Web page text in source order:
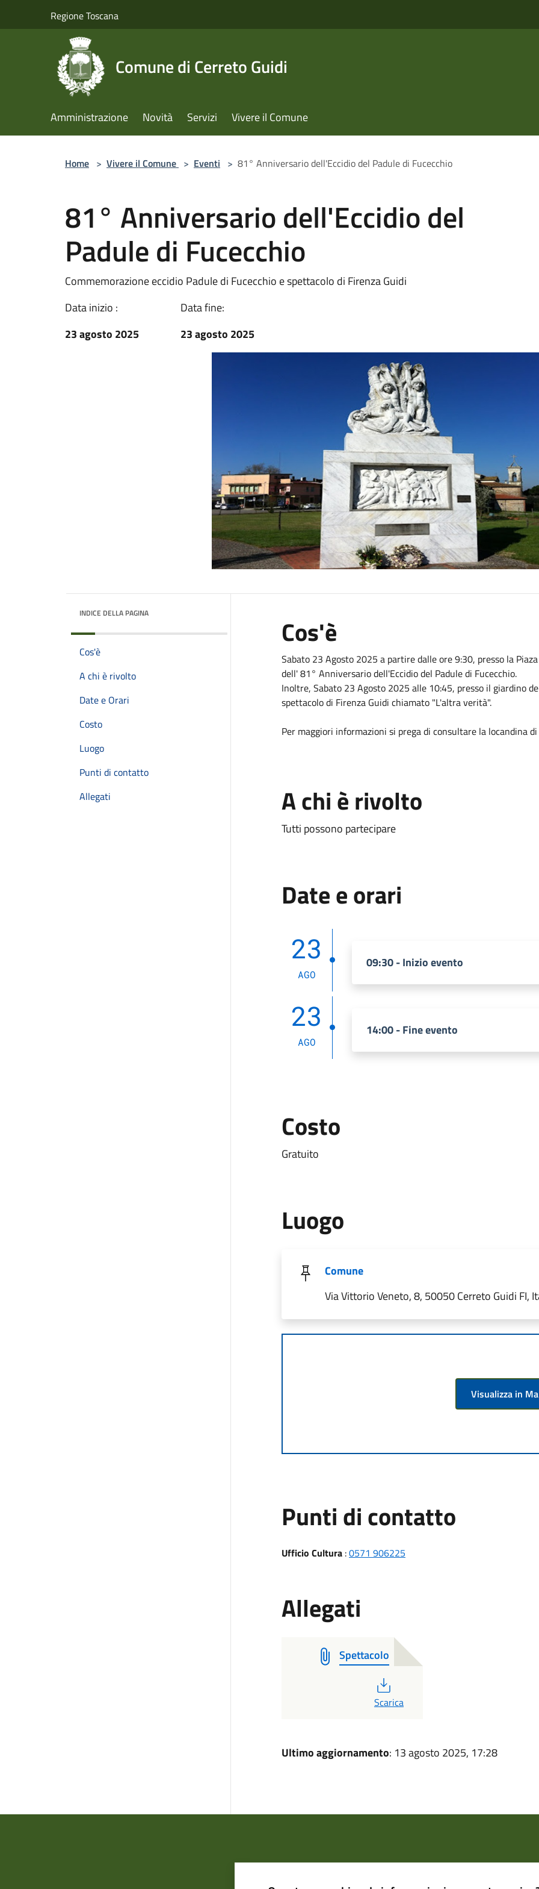
Regione Toscana
Comune di Cerreto Guidi
Amministrazione Novità Servizi Vivere il Comune
Home > Vivere il Comune > Eventi > 81° Anniversario dell'Eccidio del Padule di Fucecchio
81° Anniversario dell'Eccidio del
Padule di Fucecchio
Commemorazione eccidio Padule di Fucecchio e spettacolo di Firenza Guidi
Data inizio :
23 agosto 2025
Data fine:
23 agosto 2025
INDICE DELLA PAGINA
Cos'è
A chi è rivolto
Date e Orari
Costo
Luogo
Punti di contatto
Allegati
Cos'è
Sabato 23 Agosto 2025 a partire dalle ore 9:30, presso la
dell' 81° Anniversario dell'Eccidio del Padule di Fucecchio.
Inoltre, Sabato 23 Agosto 2025 alle 10:45, presso il giardino
spettacolo di Firenza Guidi chiamato "L'altra verità".
Per maggiori informazioni si prega di consultare la locandina
A chi è rivolto
Tutti possono partecipare
Date e orari
23
AGO
09:30 - Inizio evento
23
AGO
14:00 - Fine evento
Costo
Gratuito
Luogo
Comune
Via Vittorio Veneto, 8, 50050 Cerreto Guidi FI,
Visualizza in
Punti di contatto
Ufficio Cultura:0571 906225
Allegati
Spettacolo
PDF
Scarica
Ultimo aggiornamento: 13 agosto 2025, 17:28